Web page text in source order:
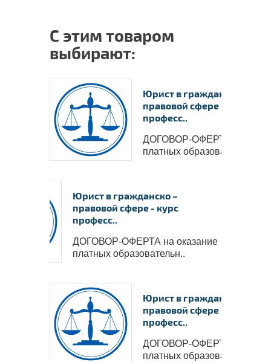
С этим товаром
выбирают:
Юрист в гражданско –
правовой сфере - курс
професс..
ДОГОВОР-ОФЕРТА на
платных образовательн..
Юрист в гражданско –
правовой сфере - курс
професс..
ДОГОВОР-ОФЕРТА на оказание
платных образовательн..
Юрист в гражданско –
правовой сфере - курс
професс..
ДОГОВОР-ОФЕРТА на
платных образовательн..